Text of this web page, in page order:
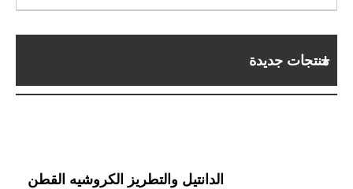
منتجات جديدة
الدانتيل والتطريز الكروشيه القطن